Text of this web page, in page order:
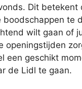
Dit betekent
te
wilt gaan of
openingstijden
een geschikt
de Lidl te gaan.